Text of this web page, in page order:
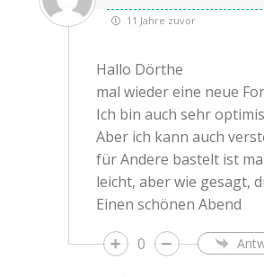
11 Jahre zuvor
Hallo Dörthe
mal wieder eine neue
Ich bin auch sehr
Aber ich kann auch
für Andere bastelt ist
leicht, aber wie gesagt,
Einen schönen Abend
0